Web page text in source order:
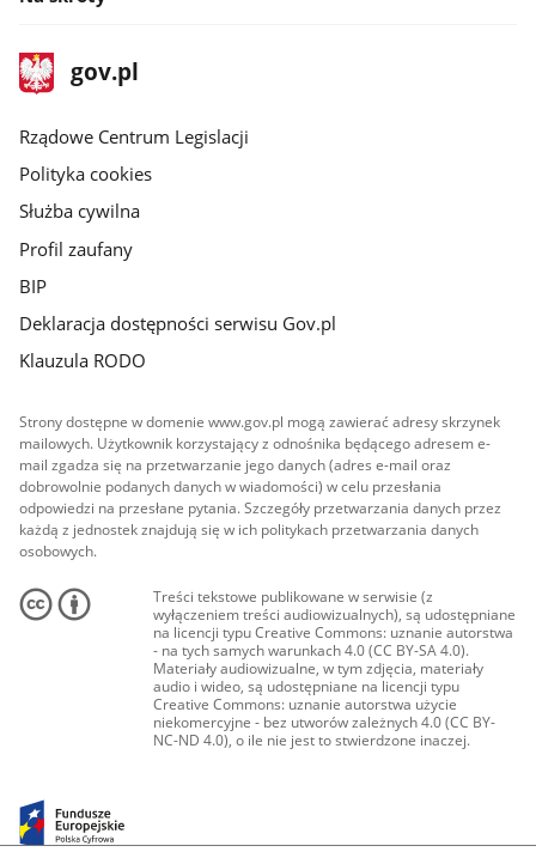
stopka
gov.plStrona
gov.pl
Rządowe Centrum Legislacji
Polityka cookies
Służba cywilna
Profil zaufany
BIP
Deklaracja dostępności serwisu Gov.pl
Klauzula RODO
Strony dostępne w domenie www.gov.pl mogą zawierać adresy skrzynek
mailowych. Użytkownik korzystający z odnośnika będącego adresem e-
mail zgadza się na przetwarzanie jego danych (adres e-mail oraz
dobrowolnie podanych danych w wiadomości) w celu przesłania
odpowiedzi na przesłane pytania. Szczegóły przetwarzania danych przez
każdą z jednostek znajdują się w ich politykach przetwarzania danych
osobowych.
Treści tekstowe publikowane w serwisie (z
wyłączeniem treści audiowizualnych), są udostępniane
na licencji typu Creative Commons: uznanie autorstwa
- na tych samych warunkach 4.0 (CC BY-SA 4.0).
Materiały audiowizualne, w tym zdjęcia, materiały
audio i wideo, są udostępniane na licencji typu
Creative Commons: uznanie autorstwa użycie
niekomercyjne - bez utworów zależnych 4.0 (CC BY-
NC-ND 4.0), o ile nie jest to stwierdzone inaczej.